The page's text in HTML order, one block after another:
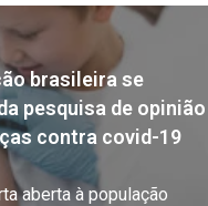
brasileira se
pesquisa de opinião
contra covid-19
aberta à população